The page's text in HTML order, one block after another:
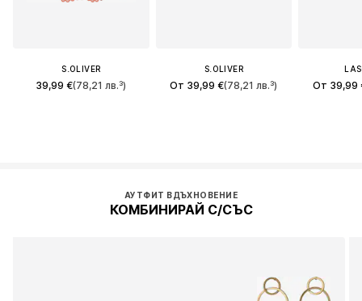
S.OLIVER
39,99 €(78,21 лв.³)
S.OLIVER
От 39,99 €(78,21 лв.³) От 39,99
АУТФИТ ВДЪХНОВЕНИЕ
КОМБИНИРАЙ С/СЪС